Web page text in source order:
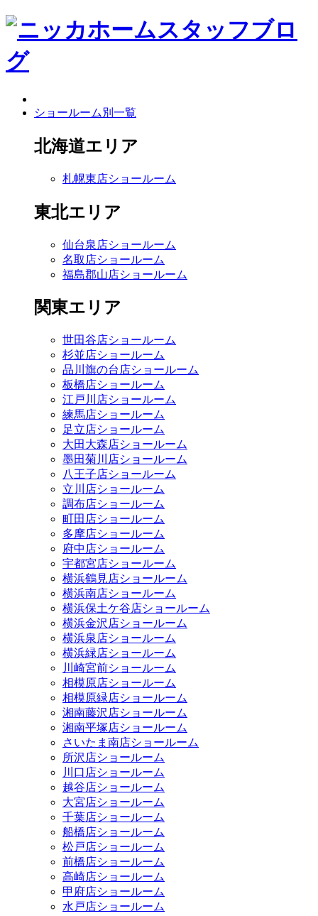
ショールーム別一覧
北海道エリア
札幌東店ショールーム
東北エリア
仙台泉店ショールーム
名取店ショールーム
福島郡山店ショールーム
関東エリア
世田谷店ショールーム
杉並店ショールーム
品川旗の台店ショールーム
板橋店ショールーム
江戸川店ショールーム
練馬店ショールーム
足立店ショールーム
大田大森店ショールーム
墨田菊川店ショールーム
八王子店ショールーム
立川店ショールーム
調布店ショールーム
町田店ショールーム
多摩店ショールーム
府中店ショールーム
宇都宮店ショールーム
横浜鶴見店ショールーム
横浜南店ショールーム
横浜保土ケ谷店ショールーム
横浜金沢店ショールーム
横浜泉店ショールーム
横浜緑店ショールーム
川崎宮前ショールーム
相模原店ショールーム
相模原緑店ショールーム
湘南藤沢店ショールーム
湘南平塚店ショールーム
さいたま南店ショールーム
所沢店ショールーム
川口店ショールーム
越谷店ショールーム
大宮店ショールーム
千葉店ショールーム
船橋店ショールーム
松戸店ショールーム
前橋店ショールーム
高崎店ショールーム
甲府店ショールーム
水戸店ショールーム